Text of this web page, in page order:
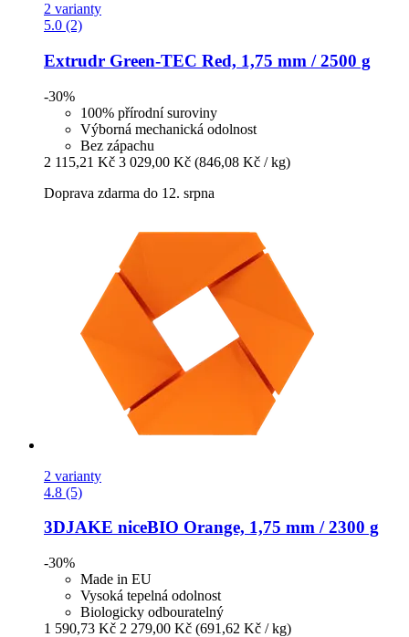
2 varianty
5.0 (2)
Extrudr Green-​TEC Red, 1,75 mm / 2500 g
-30%
100% přírodní suroviny
Výborná mechanická odolnost
Bez zápachu
2 115,21 Kč 3 029,00 Kč (846,08 Kč / kg)
Doprava zdarma do 12. srpna
2 varianty
4.8 (5)
3DJAKE niceBIO Orange, 1,75 mm / 2300 g
-30%
Made in EU
Vysoká tepelná odolnost
Biologicky odbouratelný
1 590,73 Kč 2 279,00 Kč (691,62 Kč / kg)